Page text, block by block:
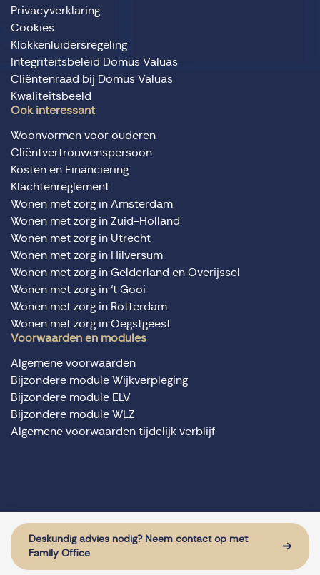
Deskundig advies nodig? Neem contact op met
Family Office
Privacyverklaring
Cookies
Klokkenluidersregeling
Integriteitsbeleid Domus Valuas
Cliëntenraad bij Domus Valuas
Kwaliteitsbeeld
Ook interessant
Woonvormen voor ouderen
Cliëntvertrouwenspersoon
Kosten en Financiering
Klachtenreglement
Wonen met zorg in Amsterdam
Wonen met zorg in Zuid-Holland
Wonen met zorg in Utrecht
Wonen met zorg in Hilversum
Wonen met zorg in Gelderland en Overijssel
Wonen met zorg in ‘t Gooi
Wonen met zorg in Rotterdam
Wonen met zorg in Oegstgeest
Voorwaarden en modules
Algemene voorwaarden
Bijzondere module Wijkverpleging
Bijzondere module ELV
Bijzondere module WLZ
Algemene voorwaarden tijdelijk verblijf
Website door: Sturdy Digital